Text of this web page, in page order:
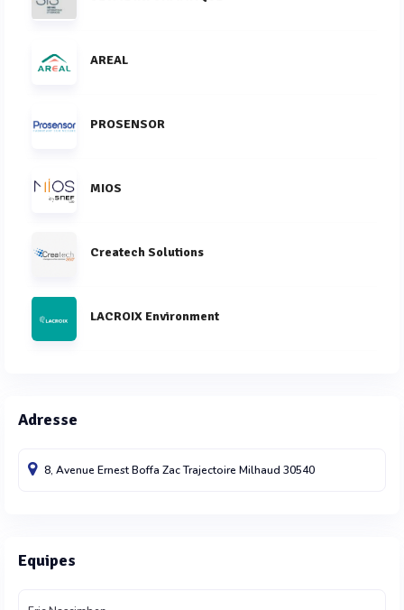
AREAL
PROSENSOR
MIOS
Createch Solutions
LACROIX Environment
Adresse
8, Avenue Ernest Boffa Zac Trajectoire Milhaud 30540
Equipes